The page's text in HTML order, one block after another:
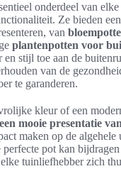
onderdeel van
Ze bieden
van
plantenpotten voor
stijl toe aan de
van de
te garanderen.
kleur of een
mooie presentatie
maken op de
pot kan bijdragen
tuinliefhebber zich